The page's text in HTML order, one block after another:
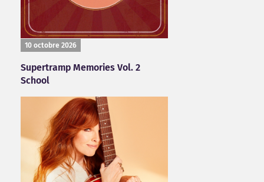
10 octobre 2026
Supertramp Memories Vol. 2
School